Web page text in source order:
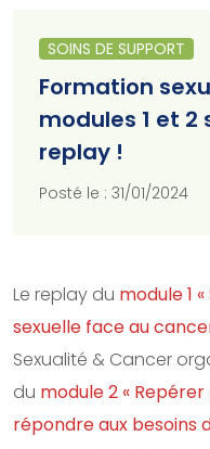
SOINS DE SUPPORT
Formation
modules 1 et
replay !
Posté le : 31/01/2024
Le replay du module 1
sexuelle face au
Sexualité & Cancer
du module 2 «
répondre aux besoins